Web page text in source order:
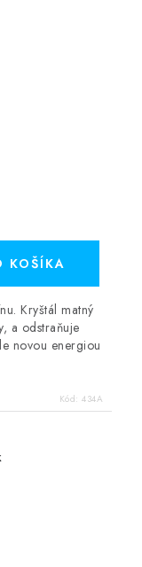
KOŠÍKA
Kryštál matný
a odstraňuje
novou energiou
Kód: 434A